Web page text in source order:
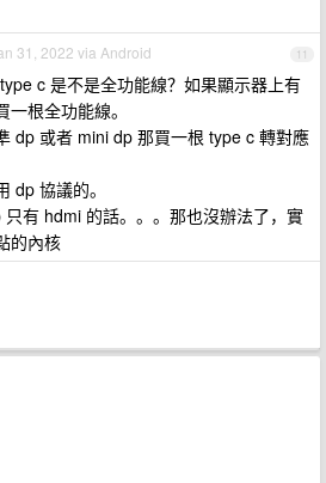
11
31, 2022 via Android
c 是不是全功能線？如果顯示器上有
根全功能線。
dp 或者 mini dp 那買一根 type c 轉對應
dp 協議的。
有 hdmi 的話。。。那也沒辦法了，實
的內核